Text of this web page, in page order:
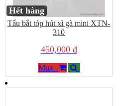
Hết hàng
Tẩu bắt tóp hút xì gà mini XTN-
310
450,000 đ
Mua